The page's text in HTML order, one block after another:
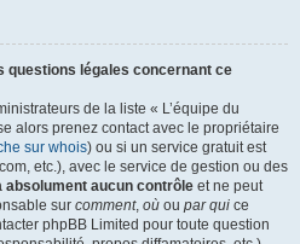
questions légales concernant ce
de la liste « L’équipe du
alors prenez contact avec le propriétaire
sur whois) ou si un service gratuit est
etc.), avec le service de gestion ou des
absolument aucun contrôle et ne peut
sur comment, où ou par qui ce
phpBB Limited pour toute question